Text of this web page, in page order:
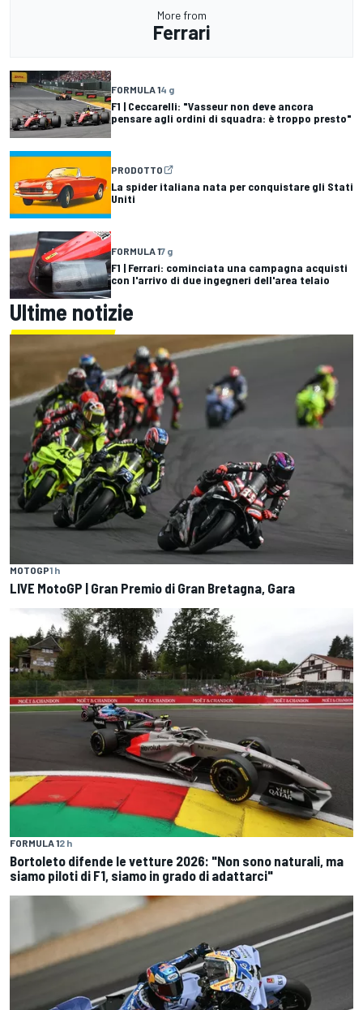
More from
Ferrari
FORMULA 14 g
F1 | Ceccarelli: "Vasseur non deve ancora
pensare agli ordini di squadra: è troppo presto"
PRODOTTO
La spider italiana nata per conquistare gli Stati
Uniti
FORMULA 17 g
F1 | Ferrari: cominciata una campagna acquisti
con l'arrivo di due ingegneri dell'area telaio
Ultime notizie
MOTOGP1 h
LIVE MotoGP | Gran Premio di Gran Bretagna, Gara
FORMULA 12 h
Bortoleto difende le vetture 2026: "Non sono naturali, ma
siamo piloti di F1, siamo in grado di adattarci"